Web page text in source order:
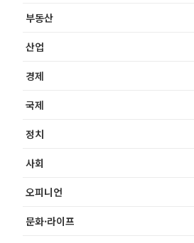
부동산
산업
경제
국제
정치
사회
오피니언
문화·라이프